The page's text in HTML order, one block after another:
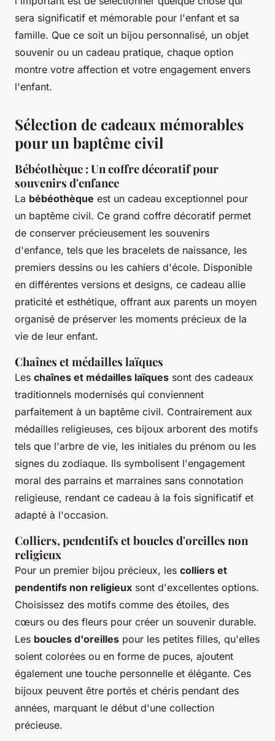
sera significatif et mémorable pour l'enfant et sa
famille. Que ce soit un bijou personnalisé, un objet
souvenir ou un cadeau pratique, chaque option
montre votre affection et votre engagement envers
l'enfant.
Sélection de cadeaux mémorables
pour un baptême civil
Bébéothèque : Un coffre décoratif pour
souvenirs d'enfance
La bébéothèque est un cadeau exceptionnel pour
un baptême civil. Ce grand coffre décoratif permet
de conserver précieusement les souvenirs
d'enfance, tels que les bracelets de naissance, les
premiers dessins ou les cahiers d'école. Disponible
en différentes versions et designs, ce cadeau allie
praticité et esthétique, offrant aux parents un moyen
organisé de préserver les moments précieux de la
vie de leur enfant.
Chaînes et médailles laïques
Les chaînes et médailles laïques sont des cadeaux
traditionnels modernisés qui conviennent
parfaitement à un baptême civil. Contrairement aux
médailles religieuses, ces bijoux arborent des motifs
tels que l'arbre de vie, les initiales du prénom ou les
signes du zodiaque. Ils symbolisent l'engagement
moral des parrains et marraines sans connotation
religieuse, rendant ce cadeau à la fois significatif et
adapté à l'occasion.
Colliers, pendentifs et boucles d'oreilles non
religieux
Pour un premier bijou précieux, les colliers et
pendentifs non religieux sont d'excellentes options.
Choisissez des motifs comme des étoiles, des
cœurs ou des fleurs pour créer un souvenir durable.
Les boucles d'oreilles pour les petites filles, qu'elles
soient colorées ou en forme de puces, ajoutent
également une touche personnelle et élégante. Ces
bijoux peuvent être portés et chéris pendant des
années, marquant le début d'une collection
précieuse.